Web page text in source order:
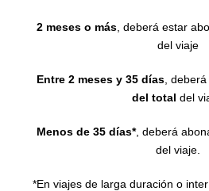
2 meses o más, deberá estar
del viaje
Entre 2 meses y 35 días, deberá
del total del
Menos de 35 días*, deberá
del viaje.
*En viajes de larga duración o